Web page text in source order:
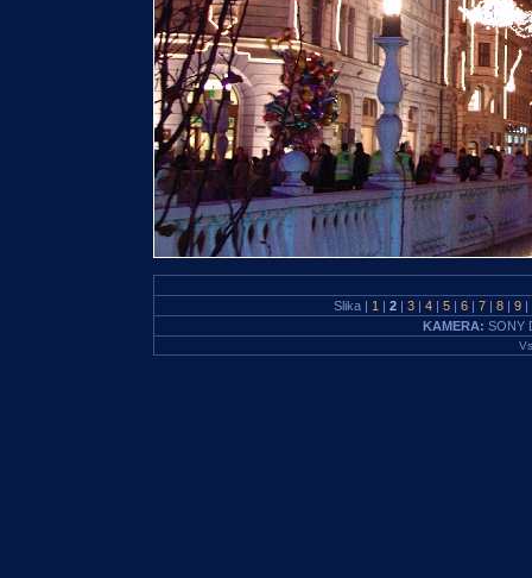
Slika | 1 | 2 | 3 | 4 | 5 | 6 | 7 | 8 | 9 |
KAMERA: SONY